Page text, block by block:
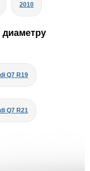
2010
Q7 R19
Q7 R21